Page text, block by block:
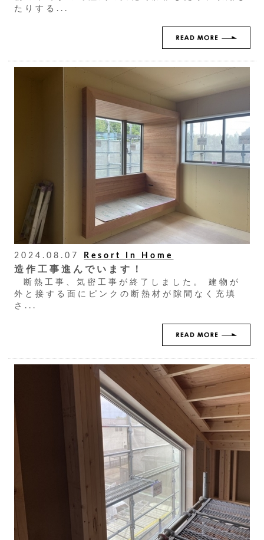
たりする...
2024.08.07 Resort In Home
造作工事進んでいます！
断熱工事、気密工事が終了しました。 建物が
外と接する面にピンクの断熱材が隙間なく充填
さ...